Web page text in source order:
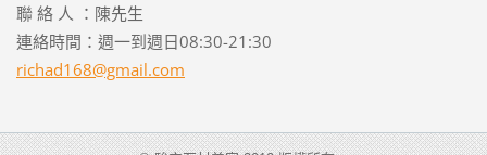
聯 絡 人 ：陳先生
連絡時間：週一到週日08:30-21:30
richad168@gmail.com